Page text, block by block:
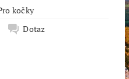
kočky
Dotaz